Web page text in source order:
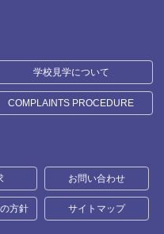
学校見学について
COMPLAINTS PROCEDURE
お問い合わせ
方針 サイトマップ